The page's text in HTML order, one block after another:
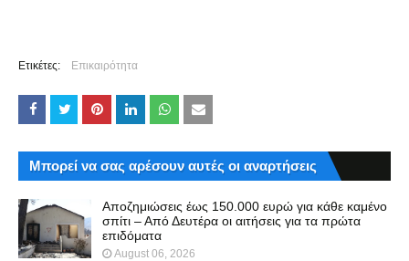
Ετικέτες: Επικαιρότητα
Μπορεί να σας αρέσουν αυτές οι αναρτήσεις
Αποζημιώσεις έως 150.000 ευρώ για κάθε καμένο
σπίτι – Από Δευτέρα οι αιτήσεις για τα πρώτα
επιδόματα
August 06, 2026